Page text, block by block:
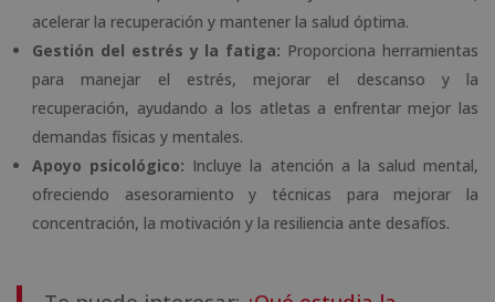
acelerar la recuperación y mantener la salud óptima.
Gestión del estrés y la fatiga: Proporciona herramientas
para manejar el estrés, mejorar el descanso y la
recuperación, ayudando a los atletas a enfrentar mejor las
demandas físicas y mentales.
Apoyo psicológico: Incluye la atención a la salud mental,
ofreciendo asesoramiento y técnicas para mejorar la
concentración, la motivación y la resiliencia ante desafíos.